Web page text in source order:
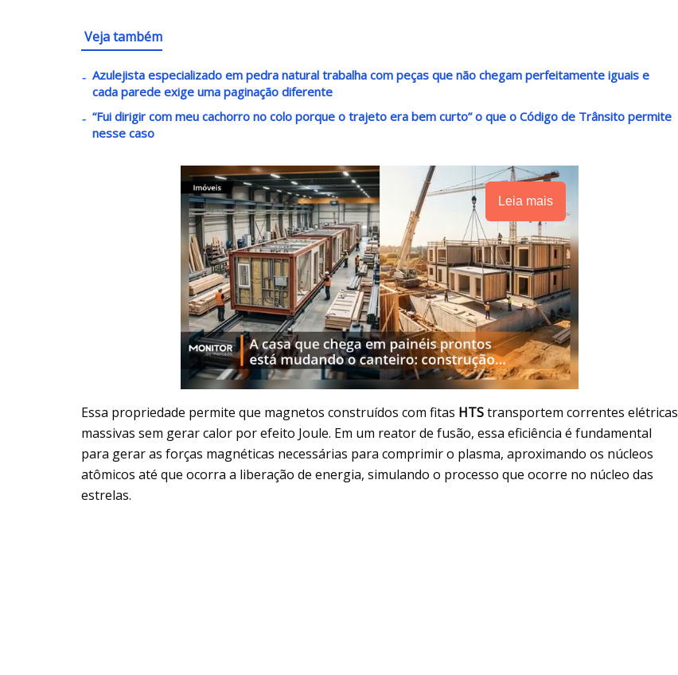
Veja também
Azulejista especializado em pedra natural trabalha com peças que não chegam perfeitamente iguais e
cada parede exige uma paginação diferente
“Fui dirigir com meu cachorro no colo porque o trajeto era bem curto” o que o Código de Trânsito permite
nesse caso
Leia mais
Essa propriedade permite que magnetos construídos com fitas HTStransportem correntes elétricas
massivas sem gerar calor por efeito Joule. Em um reator de fusão, essa eficiência é fundamental
para gerar as forças magnéticas necessárias para comprimir o plasma, aproximando os núcleos
atômicos até que ocorra a liberação de energia, simulando o processo que ocorre no núcleo das
estrelas.